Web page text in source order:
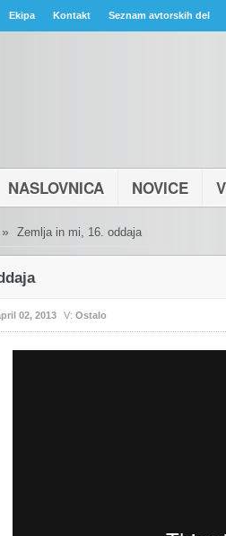
Ekipa Kontakt Seznam avtorskih del
NASLOVNICA NOVICE
» Zemlja in mi, 16. oddaja
02, 2013 V: Ostalo